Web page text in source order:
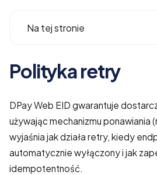
Na tej stronie
Polityka retry
DPay Web EID gwarantuje
używając mechanizmu ponawiania
wyjaśnia jak działa retry, kiedy
automatycznie wyłączony i jak
idempotentność.